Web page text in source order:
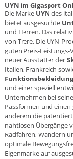
UYN im Gigasport
Die Marke UYN des
bietet ausgesuchte
und Herren. Das
von Trere. Die UYN-
guten Preis-
neuer Ausstatter der
Italien, Frankreich
Funktionsbekleidung
und einer speziell
Unternehmen bei
Passformen und einen
anderem die
nahtlosen Übergänge
Radfahren, Wandern
optimale
Eigenmarke auf